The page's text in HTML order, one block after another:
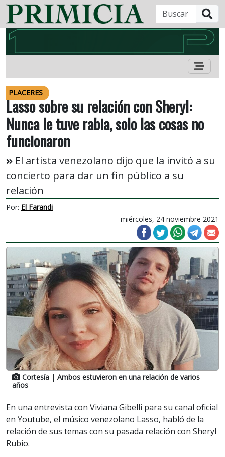
PLACERES
Lasso sobre su relación con Sheryl:
Nunca le tuve rabia, solo las cosas no
funcionaron
El artista venezolano dijo que la invitó a su
concierto para dar un fin público a su
relación
Por: El Farandi
miércoles, 24 noviembre 2021
Cortesía | Ambos estuvieron en una relación de varios
años
En una entrevista con Viviana Gibelli para su canal oficial
en Youtube, el músico venezolano Lasso, habló de la
relación de sus temas con su pasada relación con Sheryl
Rubio.